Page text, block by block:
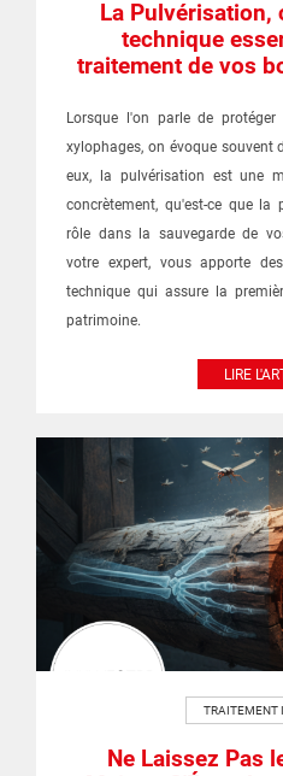
La Pulvérisation,
technique
traitement de vos
Lorsque l'on parle de
xylophages, on évoque souvent
eux, la pulvérisation est une
concrètement, qu'est-ce que
rôle dans la sauvegarde de
votre expert, vous apporte
technique qui assure la
patrimoine.
LIRE
TRAITEMENT
Ne Laissez Pas